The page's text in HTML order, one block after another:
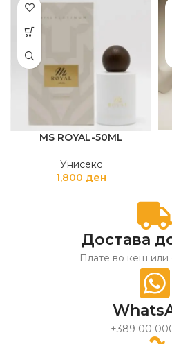
MS ROYAL-50ML
Унисекс
1,800 ден
Достава
Плате во кеш или
+389 00